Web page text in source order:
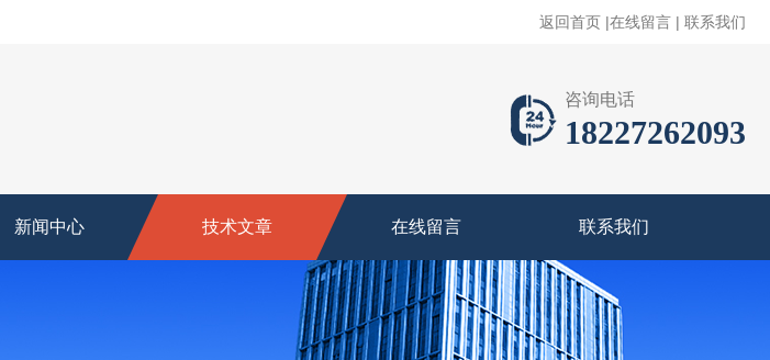
返回首页 |在线留言 | 联系我们
咨询电话
18227262093
新闻中心 技术文章 在线留言 联系我们